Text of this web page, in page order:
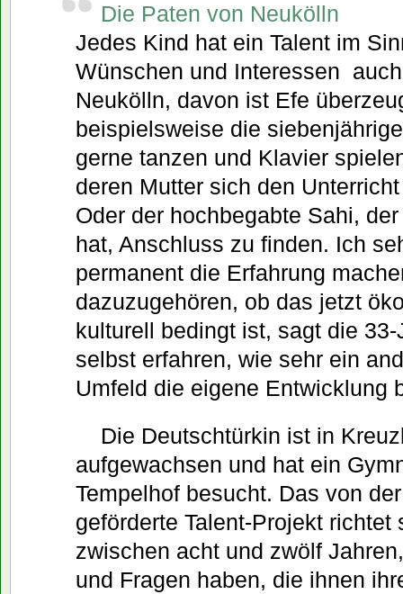
Die Paten von Neukölln
Jedes Kind hat ein Talent im
Wünschen und Interessen 
Neukölln, davon ist Efe
beispielsweise die
gerne tanzen und Klavier
deren Mutter sich den
Oder der hochbegabte Sahi,
hat, Anschluss zu finden. Ich
permanent die Erfahrung
dazuzugehören, ob das jetzt
kulturell bedingt ist, sagt die
selbst erfahren, wie sehr ein
Umfeld die eigene Entwicklung
Die Deutschtürkin ist in
aufgewachsen und hat ein
Tempelhof besucht. Das von der
geförderte Talent-Projekt richtet
zwischen acht und zwölf
und Fragen haben, die ihnen